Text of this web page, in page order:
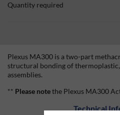
Quantity required
Plexus MA300 is a two-part
structural bonding of
assemblies.
** Please notethe Plexus MA300
Technical